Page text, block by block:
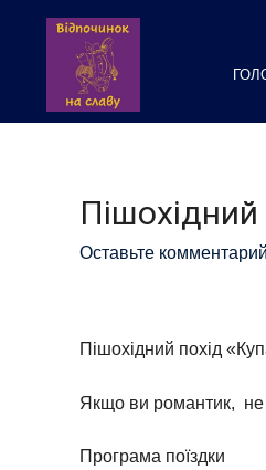
Оставьте комментарий
Пішохідний похід
Якщо ви романтик, не
Програма поїздки